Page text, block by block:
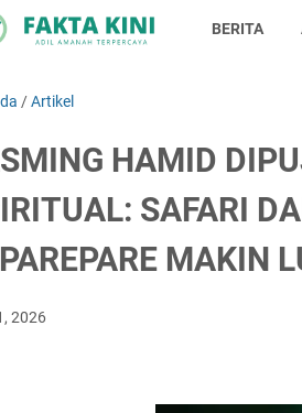
BERITA
/Artikel
HAMID
SAFARI
MAKIN
2026